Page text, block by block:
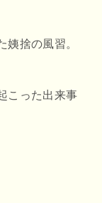
姨捨の風習。
こった出来事